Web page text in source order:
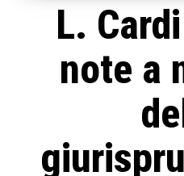
L.
note a